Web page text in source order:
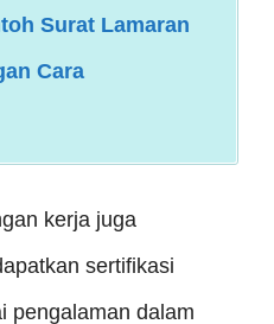
Surat Lamaran
Cara
kerja juga
sertifikasi
pengalaman dalam